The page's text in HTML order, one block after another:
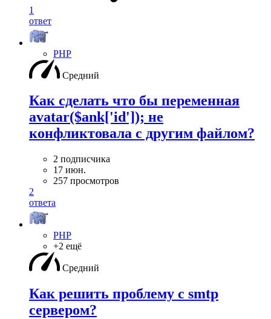
1
ответ
PHP
Средний
Как сделать что бы переменная
avatar($ank['id']); не
конфликтовала с другим файлом?
2 подписчика
17 июн.
257 просмотров
2
ответа
PHP
+2 ещё
Средний
Как решить проблему с smtp
сервером?